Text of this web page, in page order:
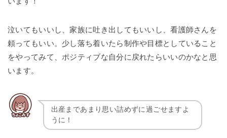
泣いてもいいし、家族に吐き出してもいいし、看護師さんを
頼ってもいい。少し落ち着いたら制作や目標としていること
をやってみて、ポジティブな自分に戻れたらいいのかなと思
います。
出産まであまり思い詰めずに過ごせますよ
うに！